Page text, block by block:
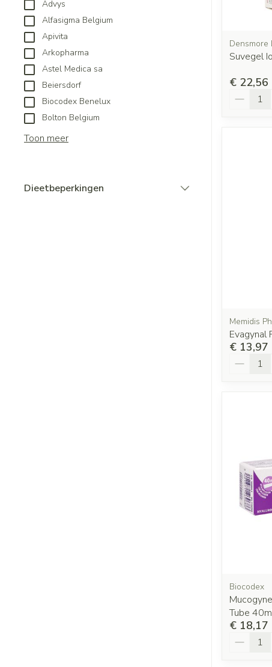
Advys
Alfasigma Belgium
Apivita
Arkopharma
Astel Medica sa
Beiersdorf
Biocodex Benelux
Bolton Belgium
Toon meer
Dieetbeperkingen
Densmore
Suvegel
€ 22,56
Aantal
Memidis
Evagynal
€ 13,97
Aantal
Biocodex
Tube
€ 18,17
Aantal